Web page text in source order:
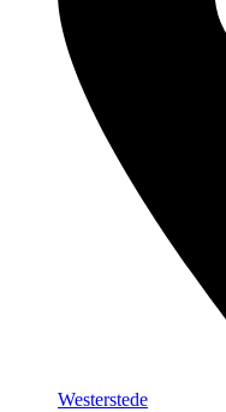
Westerstede